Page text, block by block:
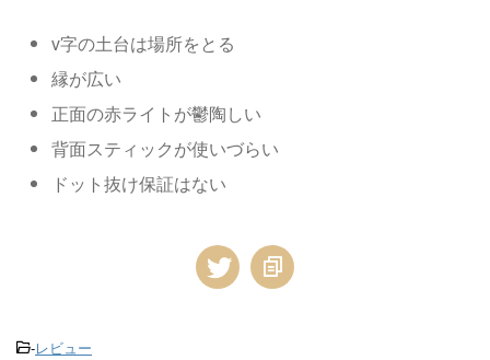
v字の土台は場所をとる
縁が広い
正面の赤ライトが鬱陶しい
背面スティックが使いづらい
ドット抜け保証はない
-レビュー